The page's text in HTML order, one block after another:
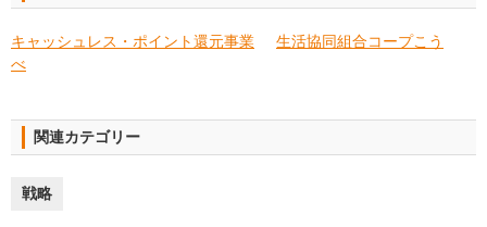
キャッシュレス・ポイント還元事業
生活協同組合コープこう
べ
関連カテゴリー
戦略